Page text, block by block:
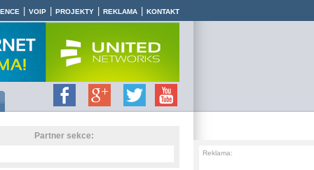
VOIP PROJEKTY REKLAMA KONTAKT
Partner sekce:
Reklama: